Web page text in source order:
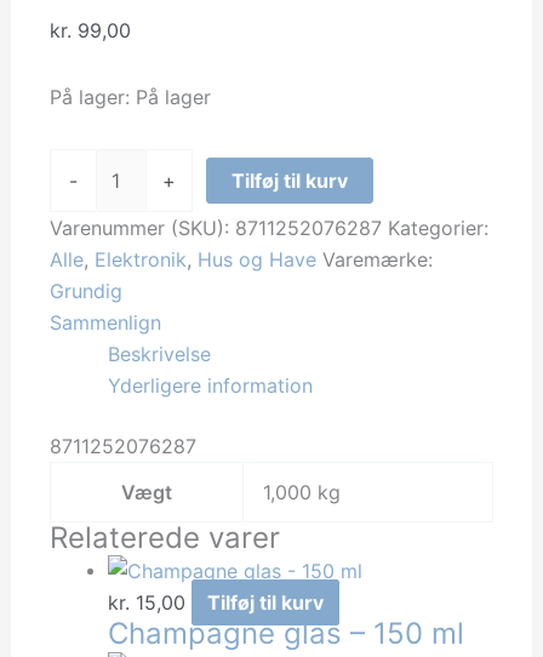
kr. 99,00
På lager: På lager
-
Nail
Care
Electric
AB
+
Tilføj til kurv
Varenummer (SKU): 8711252076287 Kategorier:
Alle, Elektronik, Hus og Have Varemærke:
Grundig
Sammenlign
Beskrivelse
Yderligere information
8711252076287
Vægt
1,000 kg
Relaterede varer
kr. 15,00 Tilføj til kurv
Champagne glas – 150 ml